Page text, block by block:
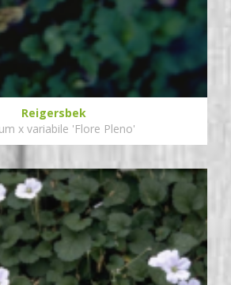
Reigersbek
x variabile 'Flore Pleno'